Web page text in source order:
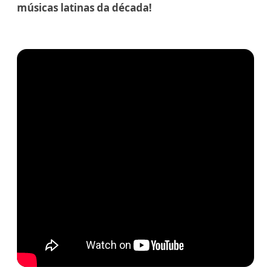
músicas latinas da década!